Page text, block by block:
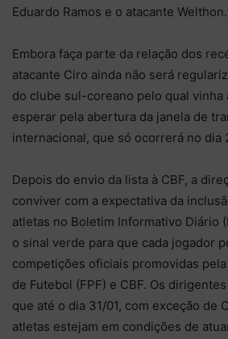
Eduardo Ramos e o atacante Welthon.
Embora faça parte da relação dos
atacante Ciro ainda não será
do clube sul-coreano pelo qual vinha
esperar pela abertura da janela de
internacional, que só ocorrerá no dia
Depois do envio da lista à CBF, a
conviver com a expectativa da
atletas no Boletim Informativo Diário
o sinal verde para que cada jogador
competições oficiais promovidas
de Futebol (FPF) e CBF. Os
que até o dia 31/01, com exceção de
atletas estejam em condições de